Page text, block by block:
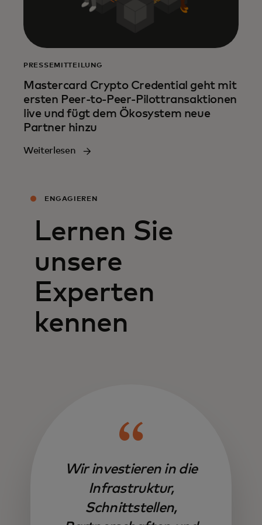
PRESSEMITTEILUNG
Mastercard Crypto Credential geht mit
ersten Peer-to-Peer-Pilottransaktionen
live und fügt dem Ökosystem neue
Partner hinzu
Weiterlesen
ENGAGIEREN
Lernen Sie
unsere
Experten
kennen
Wir investieren in die
Infrastruktur,
Schnittstellen,